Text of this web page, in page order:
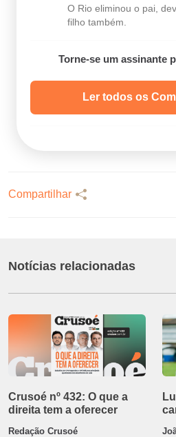
O Rio eliminou o pai,
filho também.
Torne-se um assinante
Ler todos os
Compartilhar
Notícias relacionadas
Crusoé nº 432: O que a
direita tem a oferecer
Redação Crusoé